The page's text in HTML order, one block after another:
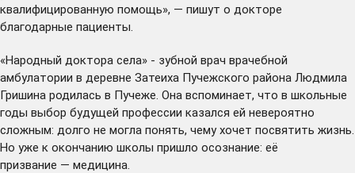
квалифицированную помощь», — пишут о докторе
благодарные пациенты.
«Народный доктора села» - зубной врач врачебной
амбулатории в деревне Затеиха Пучежского района Людмила
Гришина родилась в Пучеже. Она вспоминает, что в школьные
годы выбор будущей профессии казался ей невероятно
сложным: долго не могла понять, чему хочет посвятить жизнь.
Но уже к окончанию школы пришло осознание: её
призвание — медицина.